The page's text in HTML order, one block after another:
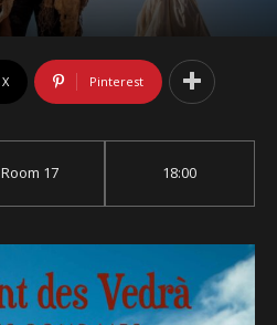
X Pinterest
Room 17 18:00